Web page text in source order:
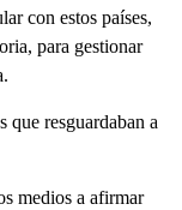
con estos países,
para gestionar
que resguardaban a
medios a afirmar